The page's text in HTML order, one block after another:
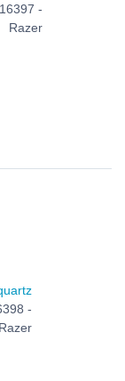
-
Razer
-
Razer